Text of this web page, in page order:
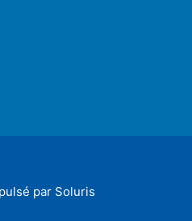
par Soluris